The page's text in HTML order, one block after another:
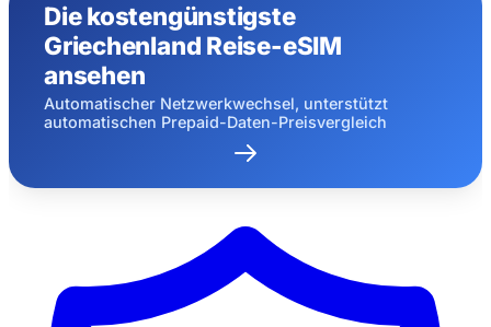
Die kostengünstigste
Griechenland Reise-eSIM
ansehen
Automatischer Netzwerkwechsel, unterstützt
automatischen Prepaid-Daten-Preisvergleich